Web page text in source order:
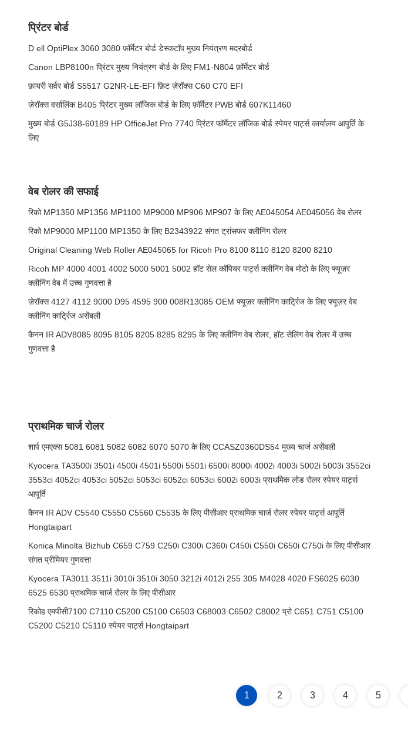
प्रिंटर बोर्ड
D ell OptiPlex 3060 3080 फ़ॉर्मेटर बोर्ड डेस्कटॉप मुख्य नियंत्रण मदरबोर्ड
Canon LBP8100n प्रिंटर मुख्य नियंत्रण बोर्ड के लिए FM1-N804 फ़ॉर्मेटर बोर्ड
फ़ायरी सर्वर बोर्ड S5517 G2NR-LE-EFI फ़िट ज़ेरॉक्स C60 C70 EFI
ज़ेरॉक्स वर्सालिंक B405 प्रिंटर मुख्य लॉजिक बोर्ड के लिए फ़ॉर्मेटर PWB बोर्ड 607K11460
मुख्य बोर्ड G5J38-60189 HP OfficeJet Pro 7740 प्रिंटर फॉर्मेटर लॉजिक बोर्ड स्पेयर पार्ट्स कार्यालय आपूर्ति के
लिए
वेब रोलर की सफाई
रिको MP1350 MP1356 MP1100 MP9000 MP906 MP907 के लिए AE045054 AE045056 वेब रोलर
रिको MP9000 MP1100 MP1350 के लिए B2343922 संगत ट्रांसफर क्लीनिंग रोलर
Original Cleaning Web Roller AE045065 for Ricoh Pro 8100 8110 8120 8200 8210
Ricoh MP 4000 4001 4002 5000 5001 5002 हॉट सेल कॉपियर पार्ट्स क्लीनिंग वेब मोटो के लिए फ्यूज़र
क्लीनिंग वेब में उच्च गुणवत्ता है
ज़ेरॉक्स 4127 4112 9000 D95 4595 900 008R13085 OEM फ्यूज़र क्लीनिंग कार्ट्रिज के लिए फ्यूज़र वेब
क्लीनिंग कार्ट्रिज असेंबली
कैनन IR ADV8085 8095 8105 8205 8285 8295 के लिए क्लीनिंग वेब रोलर, हॉट सेलिंग वेब रोलर में उच्च
गुणवत्ता है
प्राथमिक चार्ज रोलर
शार्प एमएक्स 5081 6081 5082 6082 6070 5070 के लिए CCASZ0360DS54 मुख्य चार्ज असेंबली
Kyocera TA3500i 3501i 4500i 4501i 5500i 5501i 6500i 8000i 4002i 4003i 5002i 5003i 3552ci
3553ci 4052ci 4053ci 5052ci 5053ci 6052ci 6053ci 6002i 6003i प्राथमिक लोड रोलर स्पेयर पार्ट्स
आपूर्ति
कैनन IR ADV C5540 C5550 C5560 C5535 के लिए पीसीआर प्राथमिक चार्ज रोलर स्पेयर पार्ट्स आपूर्ति
Hongtaipart
Konica Minolta Bizhub C659 C759 C250i C300i C360i C450i C550i C650i C750i के लिए पीसीआर
संगत प्रीमियर गुणवत्ता
Kyocera TA3011 3511i 3010i 3510i 3050 3212i 4012i 255 305 M4028 4020 FS6025 6030
6525 6530 प्राथमिक चार्ज रोलर के लिए पीसीआर
रिकोह एमपीसी7100 C7110 C5200 C5100 C6503 C68003 C6502 C8002 प्रो C651 C751 C5100
C5200 C5210 C5110 स्पेयर पार्ट्स Hongtaipart
1 2 3 4 5